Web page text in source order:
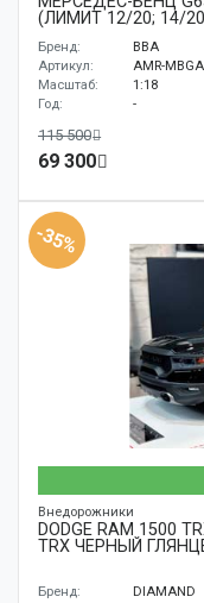
(ЛИМИТ 12/20; 14/
Бренд:
BBA
Артикул:
AMR-
Масштаб:
1:18
Год:
-
115 500
69 300
-35%
Внедорожники
DODGE RAM 1500
TRX ЧЕРНЫЙ
Бренд:
DIAMAND